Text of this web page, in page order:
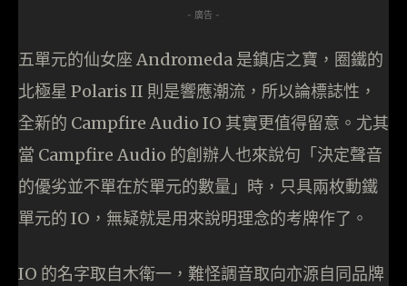
- 廣告 -
五單元的仙女座 Andromeda 是鎮店之寶，圈鐵的
北極星 Polaris II 則是響應潮流，所以論標誌性，
全新的 Campfire Audio IO 其實更值得留意。尤其
當 Campfire Audio 的創辦人也來說句「決定聲音
的優劣並不單在於單元的數量」時，只具兩枚動鐵
單元的 IO，無疑就是用來說明理念的考牌作了。
IO 的名字取自木衛一，難怪調音取向亦源自同品牌